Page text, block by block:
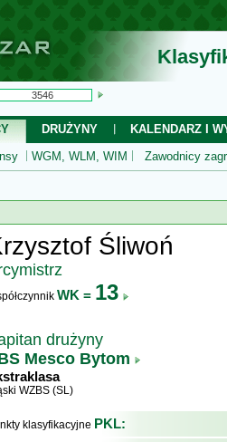
DRUŻYNY
KALENDARZ I
WGM, WLM, WIM Zawodnicy
Śliwoń
WK = 13
drużyny
Mesco Bytom
WZBS (SL)
klasyfikacyjne PKL: